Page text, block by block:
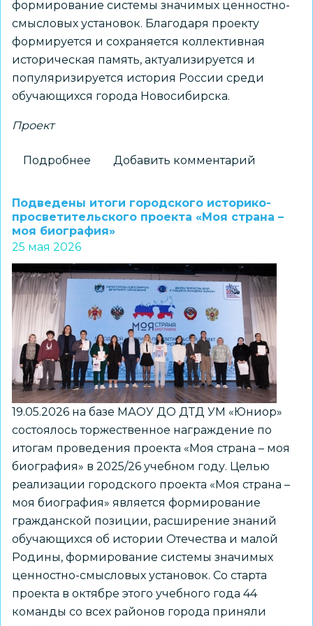
формирование системы значимых ценностно-
смысловых установок. Благодаря проекту
формируется и сохраняется коллективная
историческая память, актуализируется и
популяризируется история России среди
обучающихся города Новосибирска.
Проект
Подробнее
по
итогам
проекта
«Моя
страна
–
моя
биография»
Добавить комментарий
Подведены итоги городского историко-
просветительского проекта «Моя страна –
моя биография»
25 мая 2026
19.05.2026 на базе МАОУ ДО ДТД УМ «Юниор»
состоялось торжественное награждение по
итогам проведения проекта «Моя страна – моя
биография» в 2025/26 учебном году. Целью
реализации городского проекта «Моя страна –
моя биография» является формирование
гражданской позиции, расширение знаний
обучающихся об истории Отечества и малой
Родины, формирование системы значимых
ценностно-смысловых установок. Со старта
проекта в октябре этого учебного года 44
команды со всех районов города приняли